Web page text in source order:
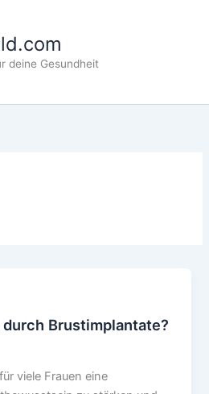
deine Gesundheit
Brustimplantate?
viele Frauen eine